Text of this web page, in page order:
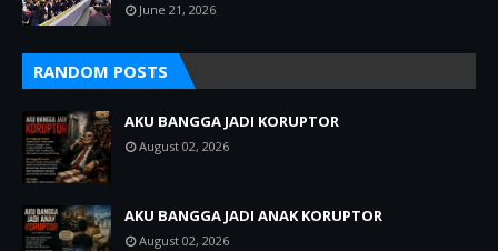
June 21, 2026
RANDOM POSTS
AKU BANGGA JADI KORUPTOR
August 02, 2026
AKU BANGGA JADI ANAK KORUPTOR
August 02, 2026